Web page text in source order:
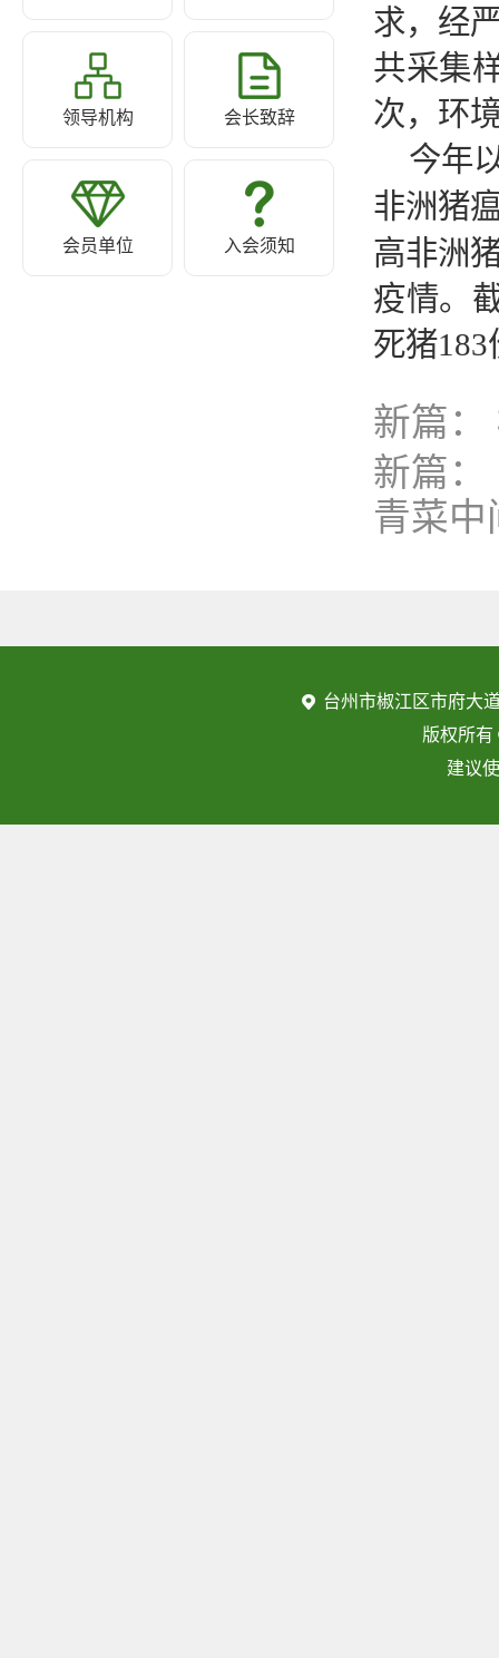
领导机构 会长致辞
会员单位 入会须知
求，经
共采集
次，环
今年
非洲猪
高非洲
疫情。
死猪
新篇：
新篇：
青菜中
台州市椒江区市府大
版权所
建议